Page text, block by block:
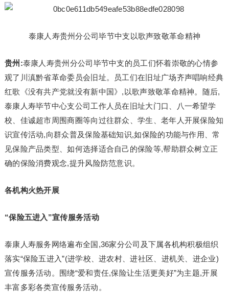
泰康人寿贵州分公司毕节中支以歌声致敬革命精神
贵州:泰康人寿贵州分公司毕节中支的员工们怀着崇敬的心情参
观了川滇黔省革命委员会旧址。员工们在旧址广场齐声唱响经典
红歌《没有共产党就没有新中国》,以歌声致敬革命精神。随后,
泰康人寿毕节中心支公司工作人员在旧址大门口、八一希望学
校、佳诚超市周围商圈等向过往群众、学生、老年人开展保险知
识宣传活动,向群众普及保险基础知识,如保险的功能与作用、常
见保险产品类型、如何选择适合自己的保险等,帮助群众树立正
确的保险消费观念,提升风险防范意识。
各机构火热开展
“保险五进入”宣传服务活动
泰康人寿服务网络遍布全国,36家分公司及下属各机构积极组织
落实“保险五进入”(进学校、进农村、进社区、进机关、进企业)
宣传服务活动。围绕“爱和责任,保险让生活更美好”为主题,开展
丰富多彩各类宣传服务活动。